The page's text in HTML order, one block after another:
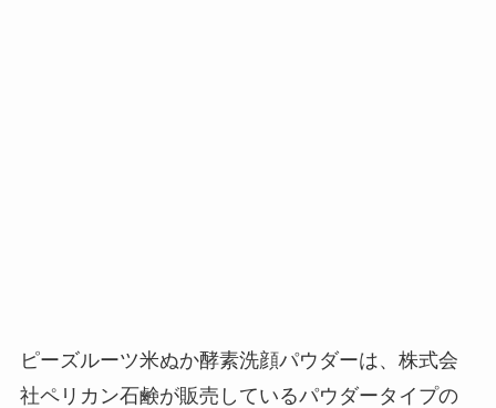
ピーズルーツ米ぬか酵素洗顔パウダーは、株式会
社ペリカン石鹸が販売しているパウダータイプの